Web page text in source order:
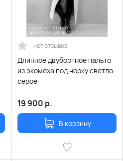
нет отзывов
Длинное двубортное пальто
из экомеха под норку светло-
серое
19 900 р.
В корзину